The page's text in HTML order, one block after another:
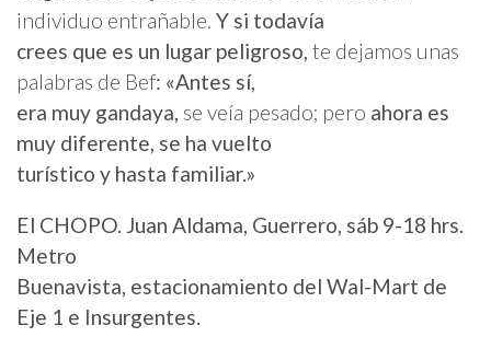
individuo entrañable. Y si todavía
crees que es un lugar peligroso, te dejamos unas
palabras de Bef: «Antes sí,
era muy gandaya, se veía pesado; pero ahora es
muy diferente, se ha vuelto
turístico y hasta familiar.»
El CHOPO. Juan Aldama, Guerrero, sáb 9-18 hrs.
Metro
Buenavista, estacionamiento del Wal-Mart de
Eje 1 e Insurgentes.